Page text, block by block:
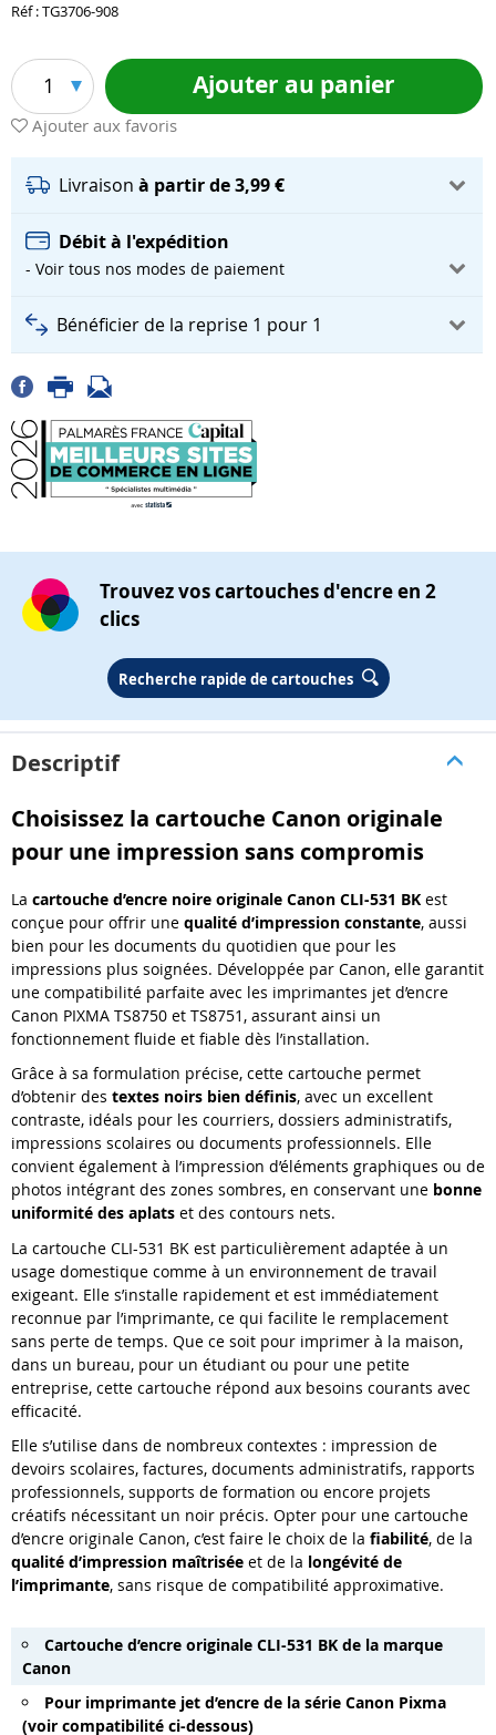
Réf : TG3706-908
1 Ajouter au panier
Ajouter aux favoris
Livraison à partir de 3,99 €
Débit à l'expédition
- Voir tous nos modes de paiement
Bénéficier de la reprise 1 pour 1
Trouvez vos cartouches d'encre en 2
clics
Recherche rapide de cartouches
Descriptif
Choisissez la cartouche Canon originale
pour une impression sans compromis
La cartouche d’encre noire originale Canon CLI-531 BK est
conçue pour offrir une qualité d’impression constante, aussi
bien pour les documents du quotidien que pour les
impressions plus soignées. Développée par Canon, elle garantit
une compatibilité parfaite avec les imprimantes jet d’encre
Canon PIXMA TS8750 et TS8751, assurant ainsi un
fonctionnement fluide et fiable dès l’installation.
Grâce à sa formulation précise, cette cartouche permet
d’obtenir des textes noirs bien définis, avec un excellent
contraste, idéals pour les courriers, dossiers administratifs,
impressions scolaires ou documents professionnels. Elle
convient également à l’impression d’éléments graphiques ou de
photos intégrant des zones sombres, en conservant une bonne
uniformité des aplats et des contours nets.
La cartouche CLI-531 BK est particulièrement adaptée à un
usage domestique comme à un environnement de travail
exigeant. Elle s’installe rapidement et est immédiatement
reconnue par l’imprimante, ce qui facilite le remplacement
sans perte de temps. Que ce soit pour imprimer à la maison,
dans un bureau, pour un étudiant ou pour une petite
entreprise, cette cartouche répond aux besoins courants avec
efficacité.
Elle s’utilise dans de nombreux contextes : impression de
devoirs scolaires, factures, documents administratifs, rapports
professionnels, supports de formation ou encore projets
créatifs nécessitant un noir précis. Opter pour une cartouche
d’encre originale Canon, c’est faire le choix de la fiabilité, de la
qualité d’impression maîtrisée et de la longévité de
l’imprimante, sans risque de compatibilité approximative.
Cartouche d’encre originale CLI-531 BK de la marque
Canon
Pour imprimante jet d’encre de la série Canon Pixma
(voir compatibilité ci-dessous)